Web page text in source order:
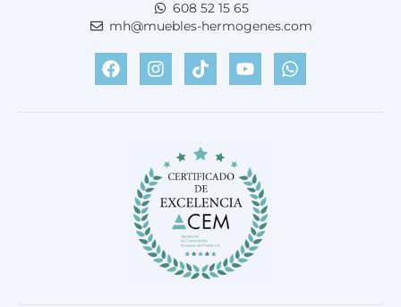
608 52 15 65
mh@muebles-hermogenes.com
F
a
c
I
n
s
a
m
T
i
k
Y
o
u
W
h
a